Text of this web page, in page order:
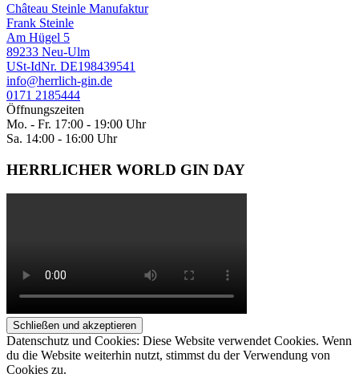
Château Steinle Manufaktur
Frank Steinle
Am Hügel 5
89233 Neu-Ulm
USt-IdNr. DE198439541
info@herrlich-gin.de
0171 2185444
Öffnungszeiten
Mo. - Fr. 17:00 - 19:00 Uhr
Sa. 14:00 - 16:00 Uhr
HERRLICHER WORLD GIN DAY
Datenschutz und Cookies: Diese Website verwendet Cookies. Wenn
du die Website weiterhin nutzt, stimmst du der Verwendung von
Cookies zu.